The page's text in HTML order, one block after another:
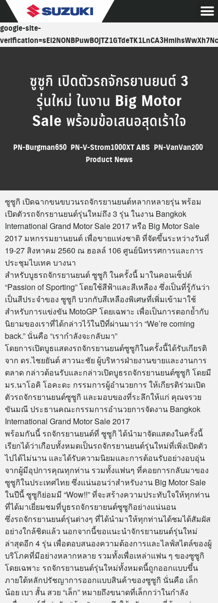
google-site-
ซูซูกิ เปิดตัวรถจักรยานยนต์ 3
รุ่นใหม่ ในงาน Big Motor
Sale พร้อมข้อเสนอสุดเร้าใจ
PN-Burgman650 PN-V-Strom1000XT ABS PN-VanVan200
Product News
ซูซูกิ เปิดฉากขนขบวนรถจักรยานยนต์หลากหลายรุ่น พร้อม
เปิดตัวรถจักรยานยนต์รุ่นใหม่ถึง 3 รุ่น ในงาน Bangkok
International Grand Motor Sale 2017 หรือ Big Motor Sale
2017 มหกรรมยานยนต์ เพื่อขายแห่งชาติ ที่จัดขึ้นระหว่างวันที่
19-27 สิงหาคม 2560 ณ ฮอลล์ 106 ศูนย์นิทรรศการและการ
ประชุมไบเทค บางนา
สำหรับบูธรถจักรยานยนต์ ซูซูกิ ในครั้งนี้ มาในคอนเซ็ปต์
“Passion of Sporting” โดยใช้สีฟ้าและสีเหลือง ซึ่งเป็นที่รู้กันว่า
เป็นสีประจำของ ซูซูกิ บวกกับสีเหลืองพิเศษที่เพิ่มเข้ามาใช้
สำหรับการแข่งขัน MotoGP โดยเฉพาะ เพื่อเป็นการตอกย้ำกับ
นิยามของเราที่ได้กล่าวไว้ในปีที่ผ่านมาว่า “We’re coming
back.” นั่นคือ “เรากำลังจะกลับมา”
โดยการเปิดบูธแสดงรถจักรยานยนต์ซูซูกิในครั้งนี้ได้รับเกียรติ
จาก ดร.ไชยยันต์ สาวนะชัย ผู้บริหารฝ่ายงานขายและงานการ
ตลาด กล่าวต้อนรับและกล่าวเปิดบูธรถจักรยานยนต์ซูซูกิ โดยมี
มร.นาโอคิ โอคะดะ กรรมการผู้อำนวยการ ให้เกียรติร่วมเปิด
ตัวรถจักรยานยนต์ซูซูกิ และมอบของที่ระลึกให้แก่ คุณจรวย
ขันมณี ประธานคณะกรรมการอำนวยการจัดงาน Bangkok
International Grand Motor Sale 2017
พร้อมกันนี้ รถจักรยานยนต์ที่ ซูซูกิ ได้นำมาจัดแสดงในครั้งนี้
เรียกได้ว่าเกือบทั้งหมดเป็นรถจักรยานยนต์รุ่นใหม่ที่เพิ่งเปิดตัว
ไปได้ไม่นาน และได้รับความนิยมและการต้อนรับอย่างอบอุ่น
จากผู้มีอุปการคุณทุกท่าน รวมทั้งแฟนๆ ที่คอยการกลับมาของ
ซูซูกิในประเทศไทย ซึ่งแน่นอนว่าสำหรับงาน Big Motor Sale
ในปีนี้ ซูซูกิย่อมมี “Wow!!” ที่จะสร้างความประทับใจให้ทุกท่าน
ที่ได้มาเยี่ยมชมที่บูธรถจักรยายนต์ซูซูกิอย่างแน่นอน
ซึ่งรถจักรยานยนต์รุ่นต่างๆ ที่ได้นำมาให้ทุกท่านได้ชมได้สัมผัส
อย่างใกล้ชิดแล้ว นอกจากนี้ขอแนะนำจักรยานยนต์รุ่นใหม่
ล่าสุดอีก 4 รุ่น เพื่อตอบสนองความต้องการและไลฟ์สไตล์ของผู้
บริโภคที่มีอย่างหลากหลาย รวมทั้งเพื่อเหล่าแฟน ๆ ของซูซูกิ
โดยเฉพาะ รถจักรยานยนต์รุ่นใหม่ทั้งหมดนี้ถูกออกแบบขึ้น
ภายใต้หลักปรัชญาการออกแบบสินค้าของซูซูกิ นั่นคือ เล็ก
น้อย เบา สั้น สวย “เล็ก” หมายถึงขนาดที่เล็กกว่าในกำลัง